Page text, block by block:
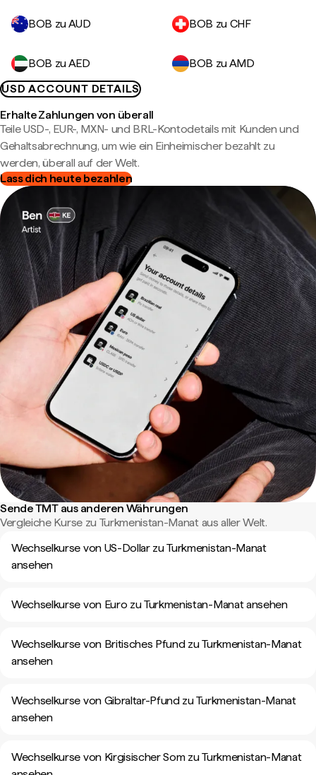
BOB zu AUD BOB zu CHF
BOB zu AED
BOB zu AMD
USD ACCOUNT DETAILS
Erhalte Zahlungen von überall
Teile USD-, EUR-, MXN- und BRL-Kontodetails mit Kunden und
Gehaltsabrechnung, um wie ein Einheimischer bezahlt zu
werden, überall auf der Welt.
Lass dich heute bezahlen
Sende TMT aus anderen Währungen
Vergleiche Kurse zu Turkmenistan-Manat aus aller Welt.
Wechselkurse von US-Dollar zu Turkmenistan-Manat
ansehen
Wechselkurse von Euro zu Turkmenistan-Manat ansehen
Wechselkurse von Britisches Pfund zu Turkmenistan-Manat
ansehen
Wechselkurse von Gibraltar-Pfund zu Turkmenistan-Manat
ansehen
Wechselkurse von Kirgisischer Som zu Turkmenistan-Manat